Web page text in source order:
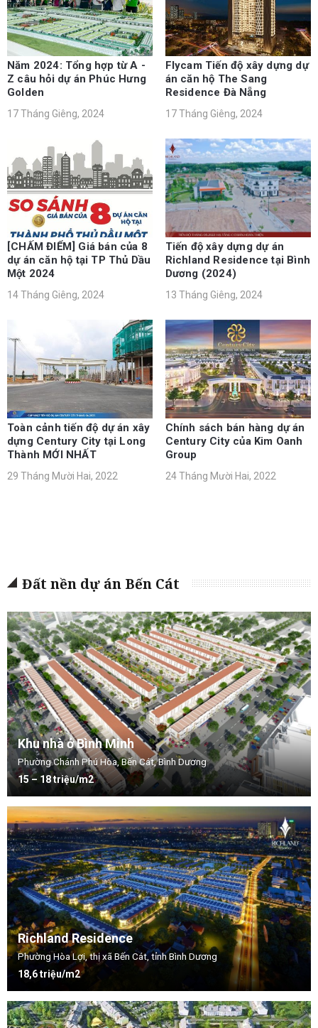
Năm 2024: Tổng hợp từ A -
Z câu hỏi dự án Phúc Hưng
Golden
17 Tháng Giêng, 2024
Flycam Tiến độ xây dựng dự
án căn hộ The Sang
Residence Đà Nẵng
17 Tháng Giêng, 2024
[CHẤM ĐIỂM] Giá bán của 8
dự án căn hộ tại TP Thủ Dầu
Một 2024
14 Tháng Giêng, 2024
Tiến độ xây dựng dự án
Richland Residence tại Bình
Dương (2024)
13 Tháng Giêng, 2024
Toàn cảnh tiến độ dự án xây
dựng Century City tại Long
Thành MỚI NHẤT
29 Tháng Mười Hai, 2022
Chính sách bán hàng dự án
Century City của Kim Oanh
Group
24 Tháng Mười Hai, 2022
Đất nền dự án Bến Cát
Khu nhà ở Bình Minh
Phường Chánh Phú Hòa, Bến Cát, Bình Dương
15 – 18 triệu/m2
Richland Residence
Phường Hòa Lợi, thị xã Bến Cát, tỉnh Bình Dương
18,6 triệu/m2